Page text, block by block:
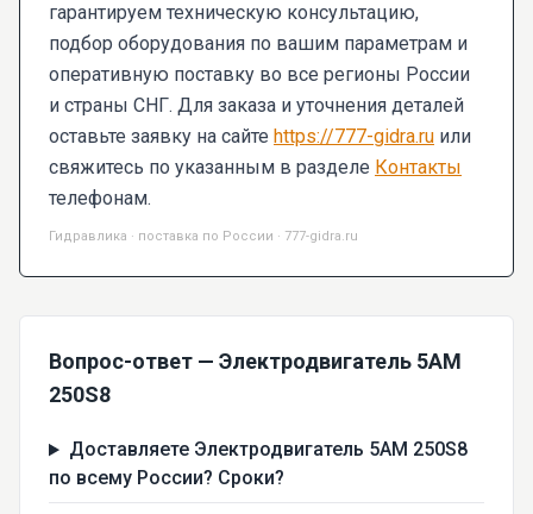
гарантируем техническую консультацию,
подбор оборудования по вашим параметрам и
оперативную поставку во все регионы России
и страны СНГ. Для заказа и уточнения деталей
оставьте заявку на сайте https://777-gidra.ru или
свяжитесь по указанным в разделе Контакты
телефонам.
Гидравлика · поставка по России · 777-gidra.ru
Вопрос-ответ — Электродвигатель 5AM
250S8
Доставляете Электродвигатель 5AM 250S8
по всему России? Сроки?